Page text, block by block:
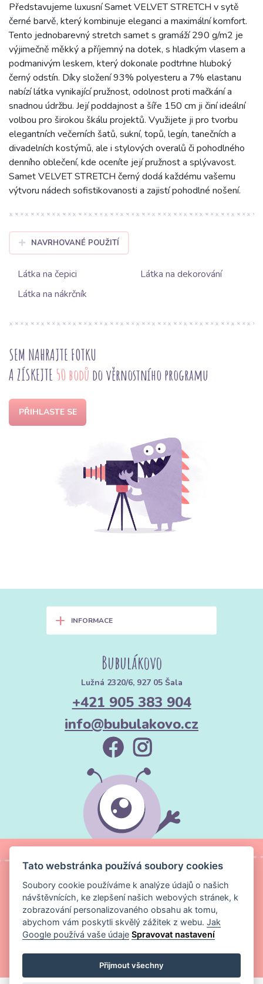
Představujeme luxusní Samet VELVET STRETCH v sytě
černé barvě, který kombinuje eleganci a maximální komfort.
Tento jednobarevný stretch samet s gramáží 290 g/m2 je
výjimečně měkký a příjemný na dotek, s hladkým vlasem a
podmanivým leskem, který dokonale podtrhne hluboký
černý odstín. Díky složení 93% polyesteru a 7% elastanu
nabízí látka vynikající pružnost, odolnost proti mačkání a
snadnou údržbu. Její poddajnost a šíře 150 cm ji činí ideální
volbou pro širokou škálu projektů. Využijete ji pro tvorbu
elegantních večerních šatů, sukní, topů, legín, tanečních a
divadelních kostýmů, ale i stylových overalů či pohodlného
denního oblečení, kde oceníte její pružnost a splývavost.
Samet VELVET STRETCH černý dodá každému vašemu
výtvoru nádech sofistikovanosti a zajistí pohodlné nošení.
NAVRHOVANÉ POUŽITÍ
Látka na čepici
Látka na dekorování
Látka na nákrčník
SEM NAHRAJTE FOTKU
A ZÍSKEJTE 50 bodů do věrnostního programu
PŘIHLASTE SE
+ INFORMACE
Bubulákovo
Lužná 2320/6, 927 05 Šala
+421 905 383 904
info@bubulakovo.cz
2026 Všechna práva vyhrazena
Tato webstránka používá soubory cookies
Soubory cookie používáme k analýze údajů o našich
návštěvnících, ke zlepšení našich webových stránek, k
zobrazování personalizovaného obsahu ak tomu,
abychom vám poskytli skvělý zážitek z webu.Jak
Google používá vaše údaje Spravovat nastavení
Přijmout všechny